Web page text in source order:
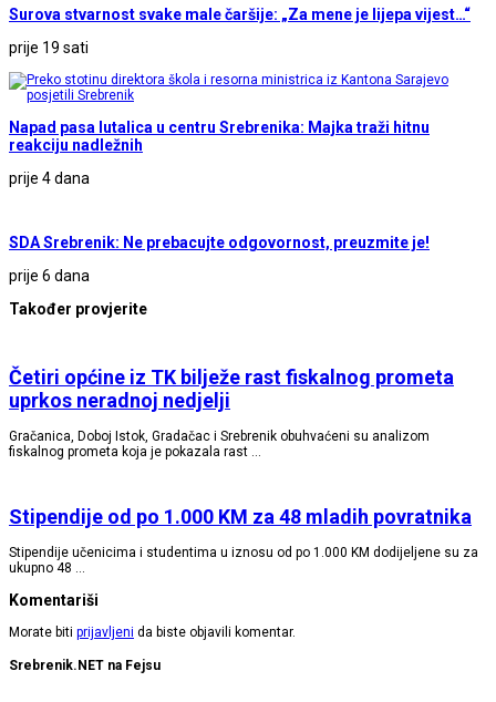
Surova stvarnost svake male čaršije: „Za mene je lijepa vijest…“
prije 19 sati
Napad pasa lutalica u centru Srebrenika: Majka traži hitnu
reakciju nadležnih
prije 4 dana
SDA Srebrenik: Ne prebacujte odgovornost, preuzmite je!
prije 6 dana
Također provjerite
Četiri općine iz TK bilježe rast fiskalnog prometa
uprkos neradnoj nedjelji
Gračanica, Doboj Istok, Gradačac i Srebrenik obuhvaćeni su analizom
fiskalnog prometa koja je pokazala rast …
Stipendije od po 1.000 KM za 48 mladih povratnika
Stipendije učenicima i studentima u iznosu od po 1.000 KM dodijeljene su za
ukupno 48 …
Komentariši
Morate biti prijavljeni da biste objavili komentar.
Srebrenik.NET na Fejsu